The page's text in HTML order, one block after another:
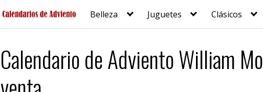
Belleza Juguetes Clásicos
Calendario de Adviento William